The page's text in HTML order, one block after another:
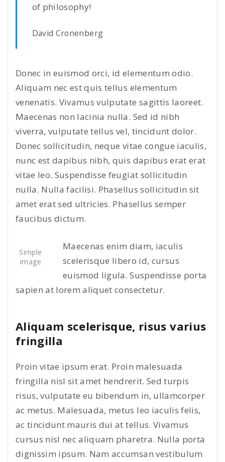
of philosophy!
David Cronenberg
Donec in euismod orci, id elementum odio.
Aliquam nec est quis tellus elementum
venenatis. Vivamus vulputate sagittis laoreet.
Maecenas non lacinia nulla. Sed id nibh
viverra, vulputate tellus vel, tincidunt dolor.
Donec sollicitudin, neque vitae congue iaculis,
nunc est dapibus nibh, quis dapibus erat erat
vitae leo. Suspendisse feugiat sollicitudin
nulla. Nulla facilisi. Phasellus sollicitudin sit
amet erat sed ultricies. Phasellus semper
faucibus dictum.
Simple
image
Maecenas enim diam, iaculis
scelerisque libero id, cursus
euismod ligula. Suspendisse porta
sapien at lorem aliquet consectetur.
Aliquam scelerisque, risus varius
fringilla
Proin vitae ipsum erat. Proin malesuada
fringilla nisl sit amet hendrerit. Sed turpis
risus, vulputate eu bibendum in, ullamcorper
ac metus. Malesuada, metus leo iaculis felis,
ac tincidunt mauris dui at tellus. Vivamus
cursus nisl nec aliquam pharetra. Nulla porta
dignissim ipsum. Nam accumsan vestibulum